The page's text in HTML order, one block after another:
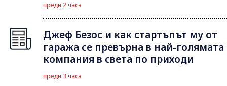
преди 2 часа
Джеф Безос и как стартъпът му от
гаража се превърна в най-голямата
компания в света по приходи
преди 3 часа